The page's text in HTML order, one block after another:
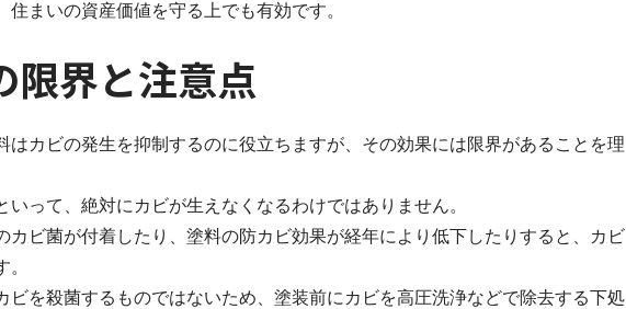
住まいの資産価値を守る上でも有効です。
限界と注意点
はカビの発生を抑制するのに役立ちますが、その効果には限界があることを理
いって、絶対にカビが生えなくなるわけではありません。
カビ菌が付着したり、塗料の防カビ効果が経年により低下したりすると、カビ
ビを殺菌するものではないため、塗装前にカビを高圧洗浄などで除去する下処